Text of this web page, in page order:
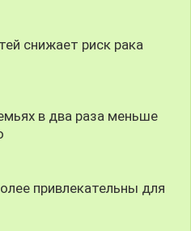
снижает риск рака
в два раза меньше
привлекательны для